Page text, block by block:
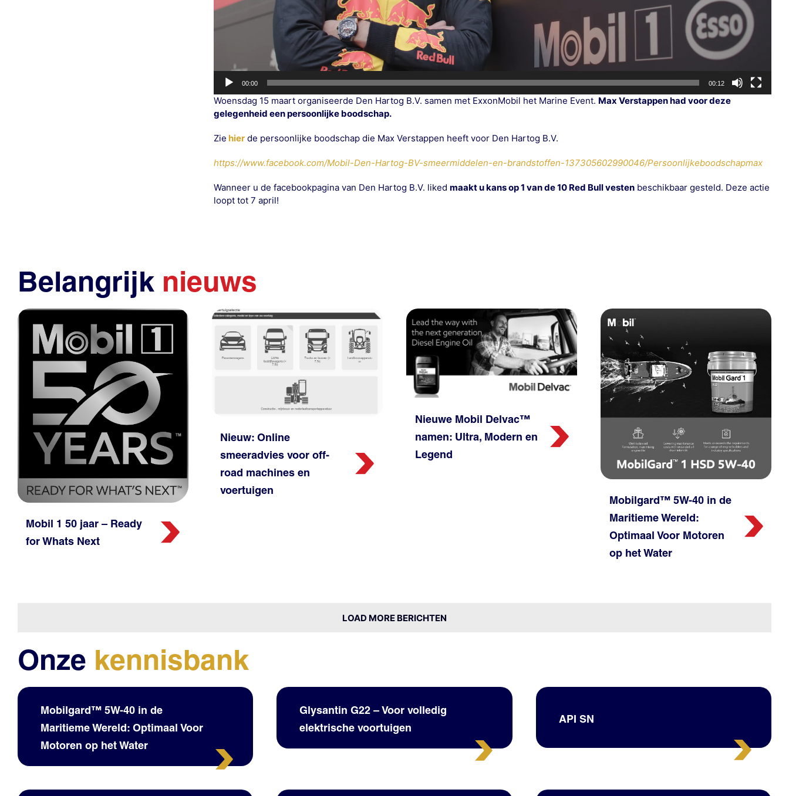
00:00 00:12
Woensdag 15 maart organiseerde Den Hartog B.V. samen met ExxonMobil het Marine Event. Max Verstappen had voor deze
gelegenheid een persoonlijke boodschap.
Zie hierde persoonlijke boodschap die Max Verstappen heeft voor Den Hartog B.V.
https://www.facebook.com/Mobil-Den-Hartog-BV-smeermiddelen-en-brandstoffen-137305602990046/Persoonlijkeboodschapmax
Wanneer u de facebookpagina van Den Hartog B.V. liked maakt u kans op 1 van de 10 Red Bull vestenbeschikbaar gesteld. Deze actie
loopt tot 7 april!
Belangrijk nieuws
Mobil 1 50 jaar – Ready
for Whats Next
Nieuw: Online
smeeradvies voor off-
road machines en
voertuigen
Nieuwe Mobil Delvac™
namen: Ultra, Modern en
Legend
Mobilgard™ 5W-40 in de
Maritieme Wereld:
Optimaal Voor Motoren
op het Water
LOAD MORE BERICHTEN
Onze kennisbank
Mobilgard™ 5W-40 in de
Maritieme Wereld: Optimaal Voor
Motoren op het Water
Glysantin G22 – Voor volledig
elektrische voortuigen
API SN